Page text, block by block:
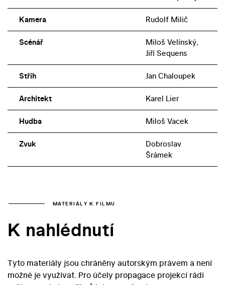
Kamera Rudolf Milič
Scénář
Miloš Velínský,
Jiří Sequens
Střih Jan Chaloupek
Architekt Karel Lier
Hudba Miloš Vacek
Zvuk
Dobroslav
Šrámek
MATERIÁLY K FILMU
K nahlédnutí
Tyto materiály jsou chráněny autorským právem a není
možné je využívat. Pro účely propagace projekcí rádi